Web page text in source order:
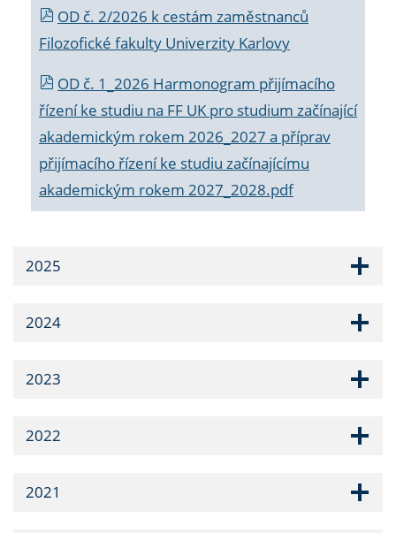
OD č. 2/2026 k cestám zaměstnanců
Filozofické fakulty Univerzity Karlovy
OD č. 1_2026 Harmonogram přijímacího
řízení ke studiu na FF UK pro studium začínající
akademickým rokem 2026_2027 a příprav
přijímacího řízení ke studiu začínajícímu
akademickým rokem 2027_2028.pdf
2025
2024
2023
2022
2021